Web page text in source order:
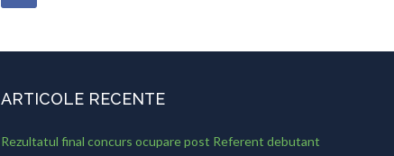
ARTICOLE RECENTE
Rezultatul final concurs ocupare post Referent debutant